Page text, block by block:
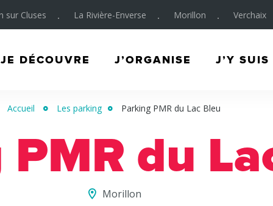
sur Cluses La Rivière-Enverse Morillon Verchaix
JE DÉCOUVRE J’ORGANISE J’Y SUIS
Accueil Les parking Parking PMR du Lac Bleu
du
Morillon